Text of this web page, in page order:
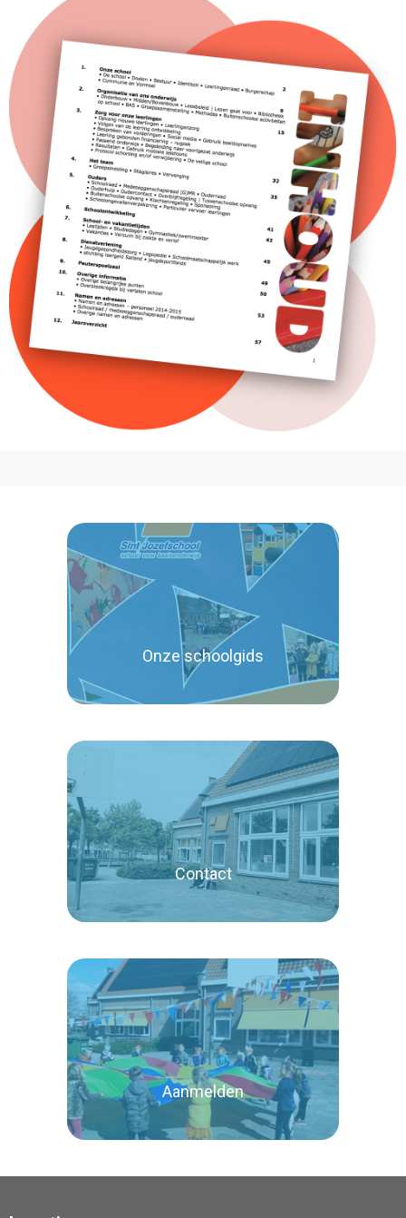
Onze schoolgids
Lees verder
Contact
Lees verder
Aanmelden